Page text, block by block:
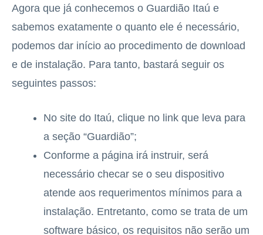
Agora que já conhecemos o Guardião Itaú e
sabemos exatamente o quanto ele é necessário,
podemos dar início ao procedimento de download
e de instalação. Para tanto, bastará seguir os
seguintes passos:
No site do Itaú, clique no link que leva para
a seção “Guardião”;
Conforme a página irá instruir, será
necessário checar se o seu dispositivo
atende aos requerimentos mínimos para a
instalação. Entretanto, como se trata de um
software básico, os requisitos não serão um